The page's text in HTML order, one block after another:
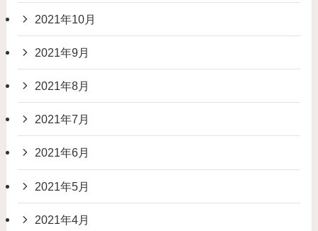
2021年10月
2021年9月
2021年8月
2021年7月
2021年6月
2021年5月
2021年4月